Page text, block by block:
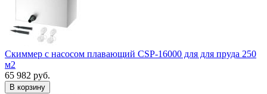
Скиммер с насосом плавающий CSP-16000 для для пруда 250
м2
65 982 руб.
В корзину